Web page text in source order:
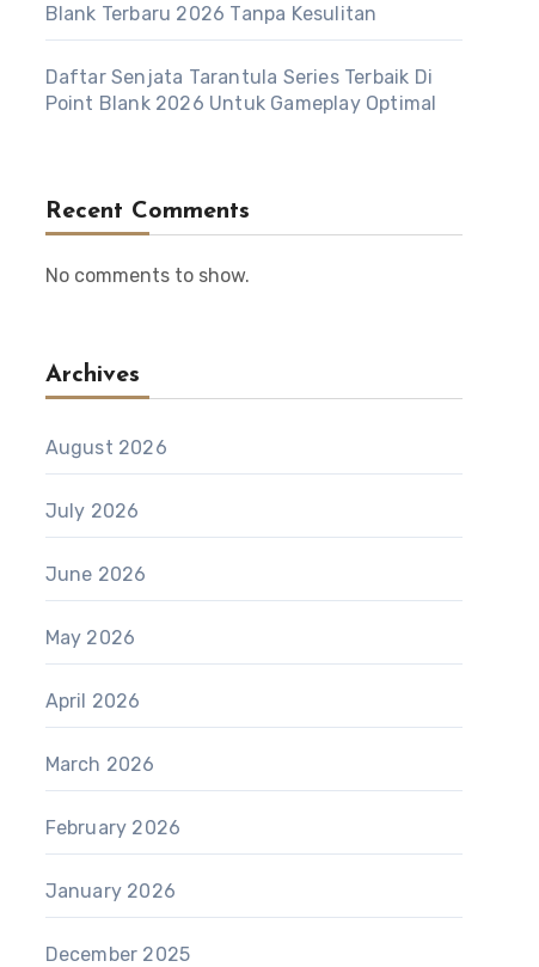
Blank Terbaru 2026 Tanpa Kesulitan
Daftar Senjata Tarantula Series Terbaik Di
Point Blank 2026 Untuk Gameplay Optimal
Recent Comments
No comments to show.
Archives
August 2026
July 2026
June 2026
May 2026
April 2026
March 2026
February 2026
January 2026
December 2025